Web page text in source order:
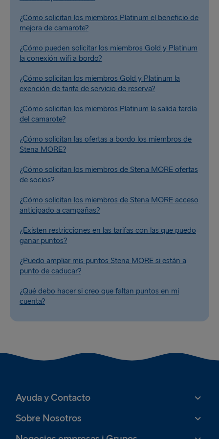
¿Cómo solicitan los miembros Platinum el beneficio de
mejora de camarote?
¿Cómo pueden solicitar los miembros Gold y Platinum
la conexión wifi a bordo?
¿Cómo solicitan los miembros Gold y Platinum la
exención de tarifa de servicio de reserva?
¿Cómo solicitan los miembros Platinum la salida tardía
del camarote?
¿Cómo solicitan las ofertas a bordo los miembros de
Stena MORE?
¿Cómo solicitan los miembros de Stena MORE ofertas
de socios?
¿Cómo solicitan los miembros de Stena MORE acceso
anticipado a campañas?
¿Existen restricciones en las tarifas con las que puedo
ganar puntos?
¿Puedo ampliar mis puntos Stena MORE si están a
punto de caducar?
¿Qué debo hacer si creo que faltan puntos en mi
cuenta?
Ayuda y Contacto
Sobre Nosotros